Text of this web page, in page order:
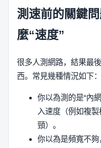
測速前的關鍵
麼“速度”
很多人測網路，結果最
西。常見幾種情況如下：
你以為測的是“內
入速度（例如複
頸）。
你以為是頻寬不